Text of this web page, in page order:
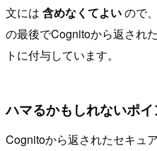
文には 含めなくてよいので
の最後でCognitoから返され
トに付与しています。
ハマるかもしれないポイ
Cognitoから返されたセキュ